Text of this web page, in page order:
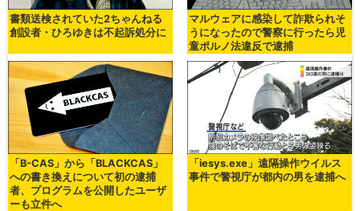
書類送検されていた2ちゃんねる
創設者・ひろゆきは不起訴処分に
マルウェアに感染して詐欺られそ
うになったので警察に行ったら児
童ポルノ法違反で逮捕
「B-CAS」から「BLACKCAS」
への書き換えについて初の逮捕
者、プログラムを公開したユーザ
ーも立件へ
「iesys.exe」遠隔操作ウイルス
事件で警視庁が都内の男を逮捕へ